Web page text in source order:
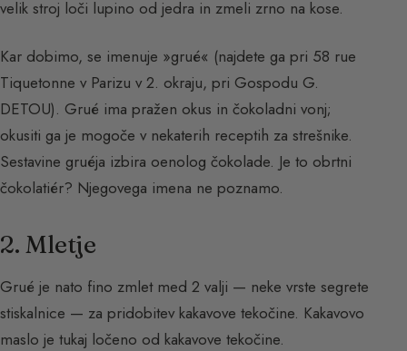
velik stroj loči lupino od jedra in zmeli zrno na kose.
Kar dobimo, se imenuje »grué« (najdete ga pri 58 rue
Tiquetonne v Parizu v 2. okraju, pri Gospodu G.
DETOU). Grué ima pražen okus in čokoladni vonj;
okusiti ga je mogoče v nekaterih receptih za strešnike.
Sestavine gruéja izbira oenolog čokolade. Je to obrtni
čokolatiér? Njegovega imena ne poznamo.
2. Mletje
Grué je nato fino zmlet med 2 valji — neke vrste segrete
stiskalnice — za pridobitev kakavove tekočine. Kakavovo
maslo je tukaj ločeno od kakavove tekočine.